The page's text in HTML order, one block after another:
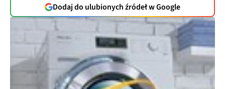
Dodaj do ulubionych źródeł w Google